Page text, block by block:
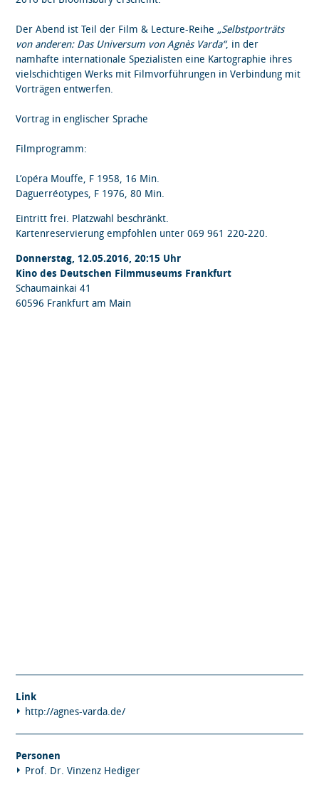
Der Abend ist Teil der Film & Lecture-Reihe „Selbstporträts
von anderen: Das Universum von Agnès Varda“, in der
namhafte internationale Spezialisten eine Kartographie ihres
vielschichtigen Werks mit Filmvorführungen in Verbindung mit
Vorträgen entwerfen.
Vortrag in englischer Sprache
Filmprogramm:
L’opéra Mouffe, F 1958, 16 Min.
Daguerréotypes, F 1976, 80 Min.
Eintritt frei. Platzwahl beschränkt.
Kartenreservierung empfohlen unter 069 961 220-220.
Donnerstag, 12.05.2016, 20:15 Uhr
Kino des Deutschen Filmmuseums Frankfurt
Schaumainkai 41
60596 Frankfurt am Main
Link
http://agnes-varda.de/
Personen
Prof. Dr. Vinzenz Hediger